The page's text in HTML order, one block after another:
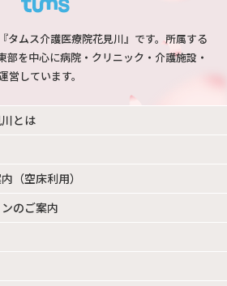
タムス介護医療院花見川』です。所属する
部を中心に病院・クリニック・介護施設・
営しています。
とは
（空床利用）
のご案内